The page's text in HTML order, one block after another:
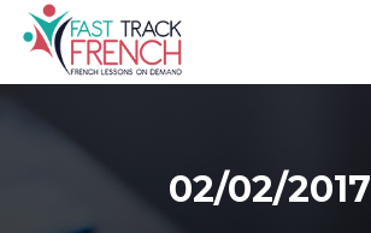
Skip
02/02/2017